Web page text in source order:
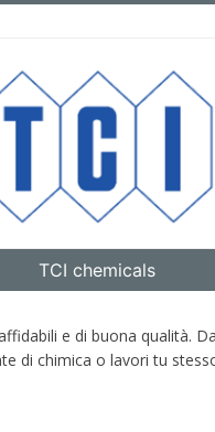
TCI chemicals
e di buona qualità.
di chimica o lavori tu
Sign up for our